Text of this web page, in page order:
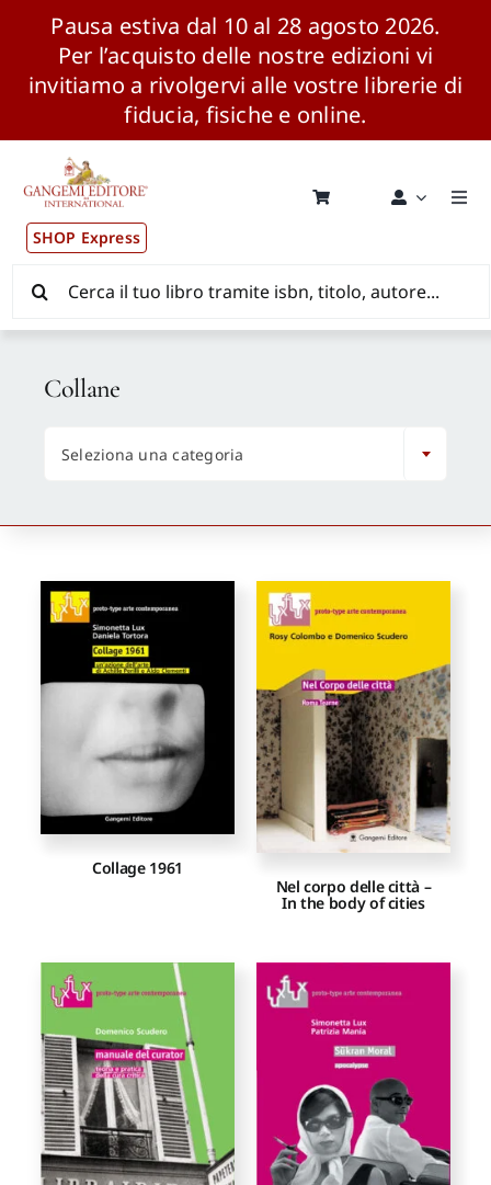
Pausa estiva dal 10 al 28 agosto 2026.
Per l’acquisto delle nostre edizioni vi
invitiamo a rivolgervi alle vostre librerie di
fiducia, fisiche e online.
contenuto
SHOP Express
Pubblicazioni
News ed Eventi
Distribuzione Wolrdwide
CONSIP / MEPA / ANVUR / CINECA
Autori
Proposte di pubblicazione
Gangemi Editore
Newsletter
per:
Collage 1961
Nel corpo delle città –
In the body of cities
Collane
Seleziona una categoria